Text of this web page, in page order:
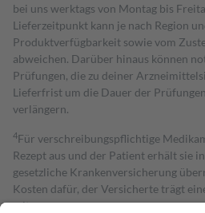
bei uns werktags von Montag bis
Lieferzeitpunkt kann je nach Region
Produktverfügbarkeit sowie vom
abweichen. Darüber hinaus können
Prüfungen, die zu deiner
Lieferfrist um die Dauer der
verlängern.
4Für verschreibungspflichtige
Rezept aus und der Patient erhält sie
gesetzliche Krankenversicherung
Kosten dafür, der Versicherte trägt
mit.